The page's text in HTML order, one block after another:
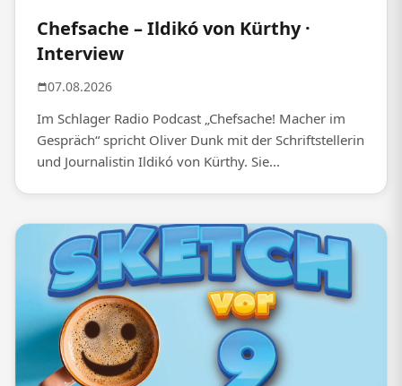
Chefsache – Ildikó von Kürthy ·
Interview
07.08.2026
Im Schlager Radio Podcast „Chefsache! Macher im
Gespräch“ spricht Oliver Dunk mit der Schriftstellerin
und Journalistin Ildikó von Kürthy. Sie...